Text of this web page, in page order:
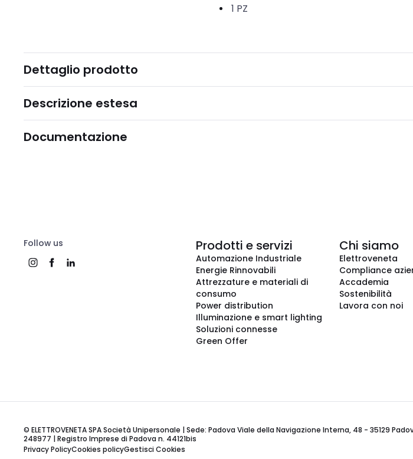
1 PZ
Dettaglio prodotto
Descrizione estesa
Documentazione
Follow us Prodotti e servizi
Automazione Industriale
Energie Rinnovabili
Attrezzature e materiali di
consumo
Power distribution
Illuminazione e smart lighting
Soluzioni connesse
Green Offer
Chi siamo
Elettroveneta
Compliance
Accademia
Sostenibilità
Lavora con noi
© ELETTROVENETA SPA Società Unipersonale | Sede: Padova Viale della Navigazione Interna, 48 - 35129
248977 | Registro Imprese di Padova n. 44121bis
Privacy PolicyCookies policyGestisci Cookies